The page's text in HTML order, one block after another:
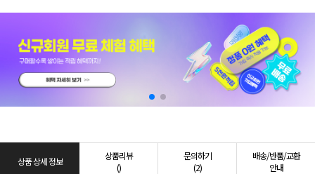
상품 상세 정보
상품리뷰
()
문의하기
(2)
배송/반품/교환
안내